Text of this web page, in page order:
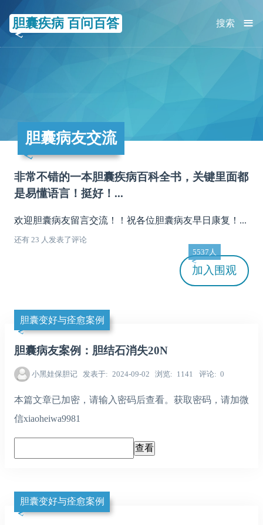
胆囊疾病 百问百答 ≡
搜索
胆囊病友交流
非常不错的一本胆囊疾病百科全书，关键里面都
是易懂语言！挺好！...
欢迎胆囊病友留言交流！！祝各位胆囊病友早日康复！...
还有 23 人发表了评论
加入
5537人
围观
胆囊变好与痊愈案例
胆囊病友案例：胆结石消失20N
小黑娃保胆记 发表于 2024-09-02 浏览 1141 评论 0
本篇文章已加密，请输入密码后查看。获取密码，请加微
信xiaoheiwa9981
胆囊变好与痊愈案例